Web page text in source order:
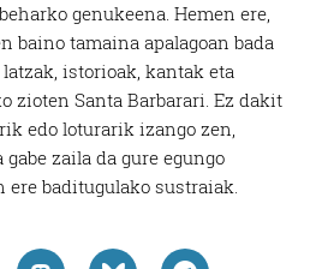
genukeena. Hemen ere,
baino tamaina apalagoan bada
istorioak, kantak eta
zioten Santa Barbarari. Ez dakit
edo loturarik izango zen,
zaila da gure egungo
ere baditugulako sustraiak.